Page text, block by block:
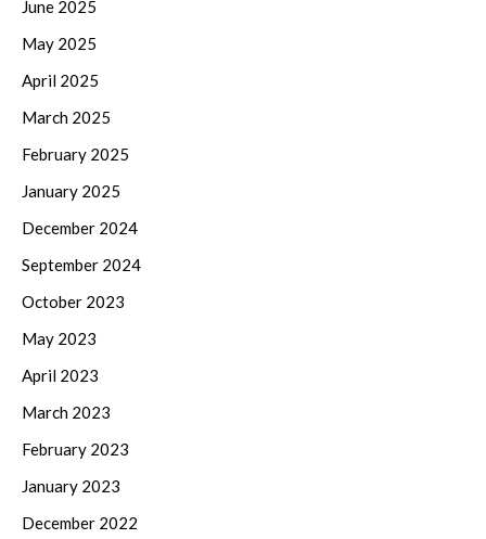
June 2025
May 2025
April 2025
March 2025
February 2025
January 2025
December 2024
September 2024
October 2023
May 2023
April 2023
March 2023
February 2023
January 2023
December 2022